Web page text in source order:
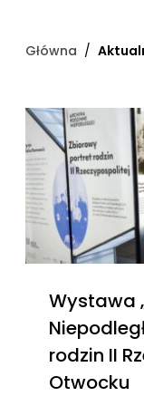
Główna
Wystawa
rodzin II
Otwocku